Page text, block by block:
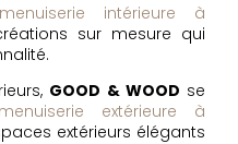
menuiserie intérieure à
sur mesure qui
GOOD & WOOD se
menuiserie extérieure à
extérieurs élégants